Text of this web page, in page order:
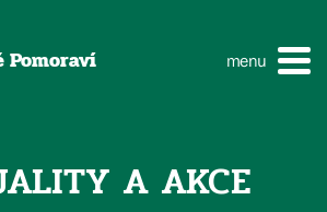
Pomoraví menu
A AKCE